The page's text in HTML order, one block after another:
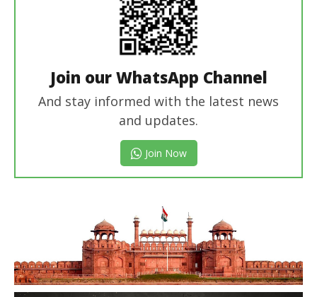
Join our WhatsApp Channel
And stay informed with the latest news
and updates.
Join Now